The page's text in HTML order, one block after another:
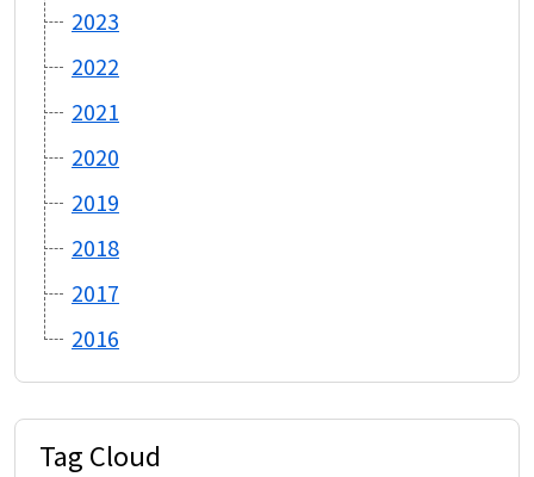
2023
2022
2021
2020
2019
2018
2017
2016
Tag Cloud